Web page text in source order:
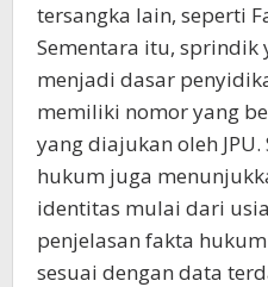
tersangka lain, seperti
Sementara itu, sprindik
menjadi dasar
memiliki nomor yang
yang diajukan oleh
hukum juga
identitas mulai dari
penjelasan fakta
sesuai dengan data